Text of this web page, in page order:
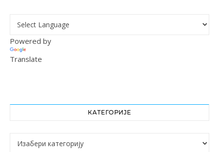
Powered by
Translate
КАТЕГОРИЈЕ
Категорије